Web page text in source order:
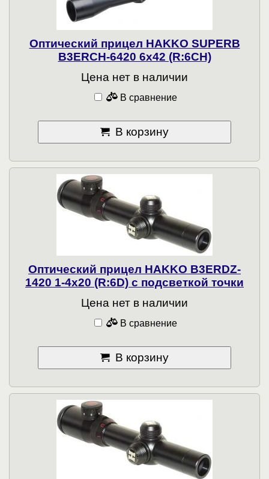
Оптический прицел HAKKO SUPERB
B3ERCH-6420 6x42 (R:6CH)
Цена нет в наличии
В сравнение
В корзину
Оптический прицел HAKKO B3ERDZ-
1420 1-4x20 (R:6D) с подсветкой точки
Цена нет в наличии
В сравнение
В корзину